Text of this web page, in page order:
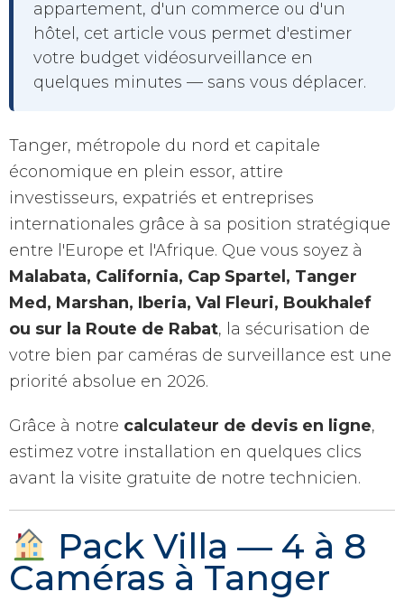
appartement, d'un commerce ou d'un
hôtel, cet article vous permet d'estimer
votre budget vidéosurveillance en
quelques minutes — sans vous déplacer.
Tanger, métropole du nord et capitale
économique en plein essor, attire
investisseurs, expatriés et entreprises
internationales grâce à sa position stratégique
entre l'Europe et l'Afrique. Que vous soyez à
Malabata, California, Cap Spartel, Tanger
Med, Marshan, Iberia, Val Fleuri, Boukhalef
ou sur la Route de Rabat, la sécurisation de
votre bien par caméras de surveillance est une
priorité absolue en 2026.
Grâce à notre calculateur de devis en ligne,
estimez votre installation en quelques clics
avant la visite gratuite de notre technicien.
Pack Villa — 4 à 8
Caméras à Tanger